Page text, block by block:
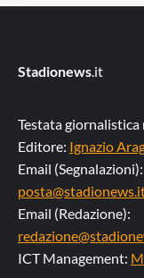
Stadionews.it
Testata giornalistica
Editore: Ignazio
Email (Segnalazioni):
Email (Redazione):
ICT Management: